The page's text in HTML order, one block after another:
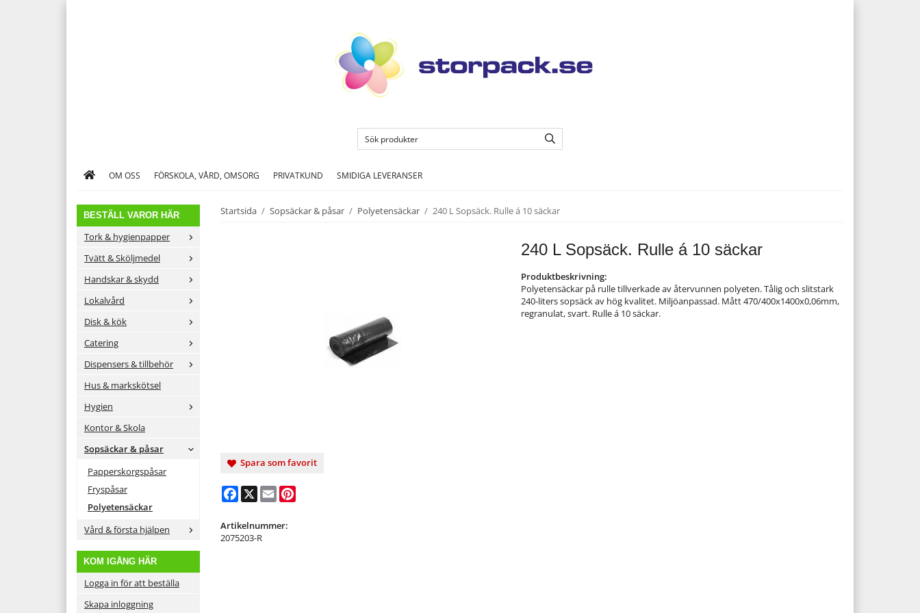
OM OSS FÖRSKOLA, VÅRD, OMSORG PRIVATKUND SMIDIGA LEVERANSER
BESTÄLL VAROR HÄR
Tork & hygienpapper
Tvätt & Sköljmedel
Handskar & skydd
Lokalvård
Disk & kök
Catering
Dispensers & tillbehör
Hus & markskötsel
Hygien
Kontor & Skola
Sopsäckar & påsar
Papperskorgspåsar
Fryspåsar
Polyetensäckar
Vård & första hjälpen
KOM IGÅNG HÄR
Logga in för att beställa
Skapa inloggning
Startsida / Sopsäckar & påsar / Polyetensäckar / 240 L Sopsäck. Rulle á 10 säckar
240 L Sopsäck. Rulle á 10 säckar
Produktbeskrivning:
Polyetensäckar på rulle tillverkade av återvunnen polyeten. Tålig och slitstark
240-liters sopsäck av hög kvalitet. Miljöanpassad. Mått 470/400x1400x0,06mm,
regranulat, svart. Rulle á 10 säckar.
Spara som favorit
Facebook
X Email
Artikelnummer:
2075203-R